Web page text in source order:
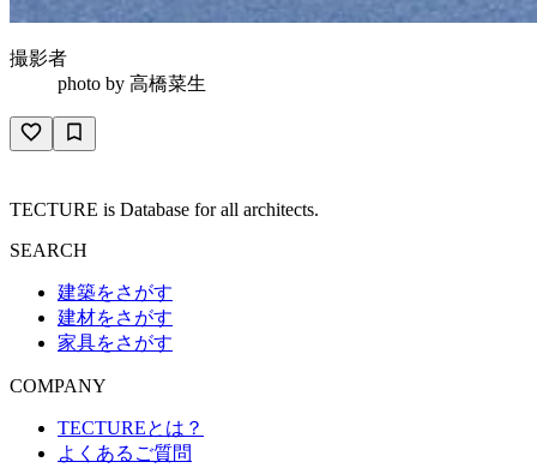
撮影者
photo by 高橋菜生
TECTURE is Database for all architects.
SEARCH
建築をさがす
建材をさがす
家具をさがす
COMPANY
TECTUREとは？
よくあるご質問